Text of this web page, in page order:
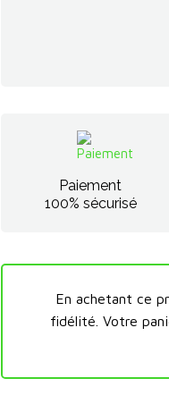
Paiement
100% sécurisé
En achetant ce
fidélité. Votre